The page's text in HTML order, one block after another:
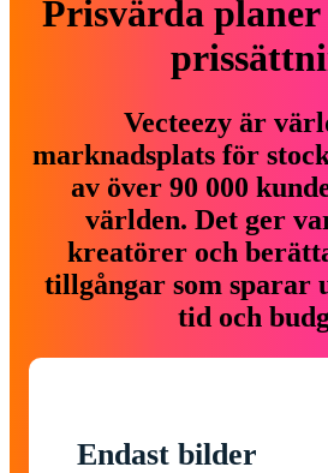
Prisvärda planer
Vecteezy är
marknadsplats för
av över 90 000
världen. Det ger
kreatörer och
tillgångar som sparar
tid och
Endast bilder